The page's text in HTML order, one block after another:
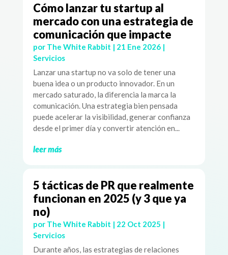
Cómo lanzar tu startup al
mercado con una estrategia de
comunicación que impacte
por The White Rabbit | 21 Ene 2026|
Servicios
Lanzar una startup no va solo de tener una
buena idea o un producto innovador. En un
mercado saturado, la diferencia la marca la
comunicación. Una estrategia bien pensada
puede acelerar la visibilidad, generar confianza
desde el primer día y convertir atención en...
leer más
5 tácticas de PR que realmente
funcionan en 2025 (y 3 que ya
no)
por The White Rabbit | 22 Oct 2025 |
Servicios
Durante años, las estrategias de relaciones